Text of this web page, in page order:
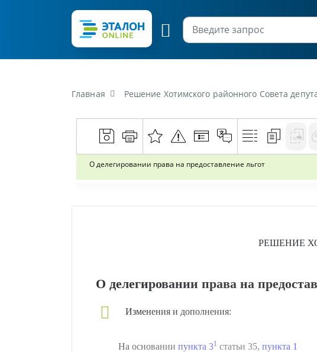
Главная Решение Хотимского районного Совета
О делегировании права на предоставление льгот
РЕШЕНИЕ
О делегировании права на
Изменения и дополнения:
На основании пункта 31 статьи 35, пункта 1